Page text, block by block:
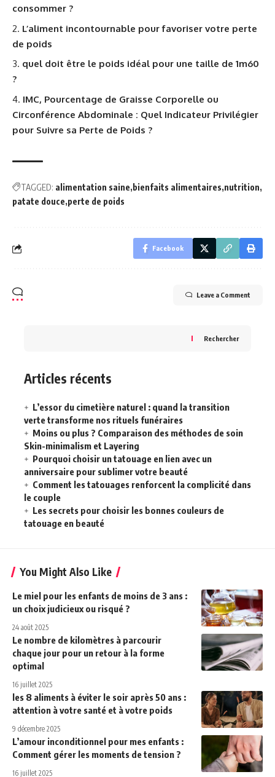
consommer ?
L’aliment incontournable pour favoriser votre perte
de poids
quel doit être le poids idéal pour une taille de 1m60
?
IMC, Pourcentage de Graisse Corporelle ou
Circonférence Abdominale : Quel Indicateur Privilégier
pour Suivre sa Perte de Poids ?
TAGGED: alimentation saine bienfaits alimentaires nutrition
patate douce perte de poids
Facebook
Leave a Comment
Rechercher
Articles récents
L’essor du cimetière naturel : quand la transition
verte transforme nos rituels funéraires
Moins ou plus ? Comparaison des méthodes de soin
Skin-minimalism et Layering
Pourquoi choisir un tatouage en lien avec un
anniversaire pour sublimer votre beauté
Comment les tatouages renforcent la complicité dans
le couple
Les secrets pour choisir les bonnes couleurs de
tatouage en beauté
You Might Also Like
Le miel pour les enfants de moins de 3 ans :
un choix judicieux ou risqué ?
24 août 2025
Le nombre de kilomètres à parcourir
chaque jour pour un retour à la forme
optimal
16 juillet 2025
les 8 aliments à éviter le soir après 50 ans :
attention à votre santé et à votre poids
9 décembre 2025
L’amour inconditionnel pour mes enfants :
Comment gérer les moments de tension ?
16 juillet 2025